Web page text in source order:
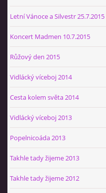
Letní Vánoce a Silvestr 25.7.2015
Koncert Madmen 10.7.2015
Růžový den 2015
Vidlácký víceboj 2014
Cesta kolem světa 2014
Vidlácký víceboj 2013
Popelnicoáda 2013
Takhle tady žijeme 2013
Takhle tady žijeme 2012